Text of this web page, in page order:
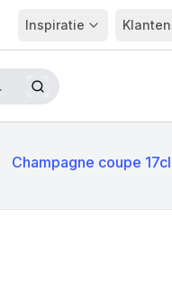
Inspiratie
Champagne coupe